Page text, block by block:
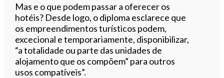
Mas e o que podem passar a oferecer os
hotéis? Desde logo, o diploma esclarece que
os empreendimentos turísticos podem,
excecional e temporariamente, disponibilizar,
“a totalidade ou parte das unidades de
alojamento que os compõem” para outros
usos compatíveis”.